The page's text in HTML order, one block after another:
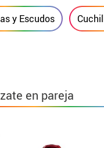
y Escudos
en pareja